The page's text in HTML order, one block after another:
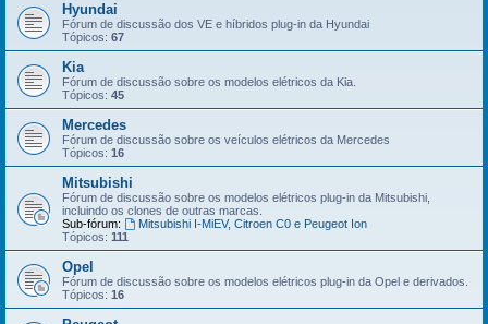
Hyundai
Fórum de discussão dos VE e híbridos plug-in da Hyundai
Tópicos: 67
Kia
Fórum de discussão sobre os modelos elétricos da Kia.
Tópicos: 45
Mercedes
Fórum de discussão sobre os veículos elétricos da Mercedes
Tópicos: 16
Mitsubishi
Fórum de discussão sobre os modelos elétricos plug-in da Mitsubishi,
incluindo os clones de outras marcas.
Sub-fórum:
Mitsubishi I-MiEV, Citroen C0 e Peugeot Ion
Tópicos: 111
Opel
Fórum de discussão sobre os modelos elétricos plug-in da Opel e derivados.
Tópicos: 16